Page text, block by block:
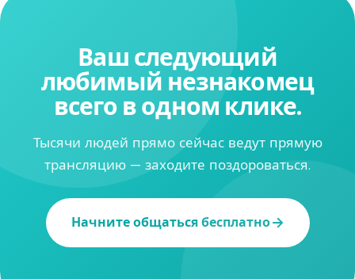
Ваш следующий
любимый незнакомец
всего в одном клике.
Тысячи людей прямо сейчас ведут прямую
трансляцию — заходите поздороваться.
Начните общаться бесплатно